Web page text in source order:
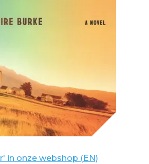
in onze webshop (EN)